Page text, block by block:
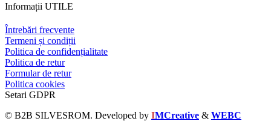
Informații UTILE
Întrebări frecvente
Termeni și condiții
Politica de confidențialitate
Politica de retur
Formular de retur
Politica cookies
Setari GDPR
© B2B SILVESROM. Developed by IMCreative & WEBC